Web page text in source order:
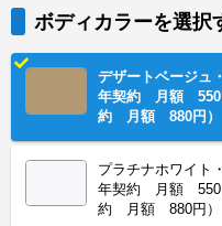
ボディカラーを選択
デザートベージ
年契約 月額 550
約 月額 880円）
プラチナホワイ
年契約 月額 550
約 月額 880円）